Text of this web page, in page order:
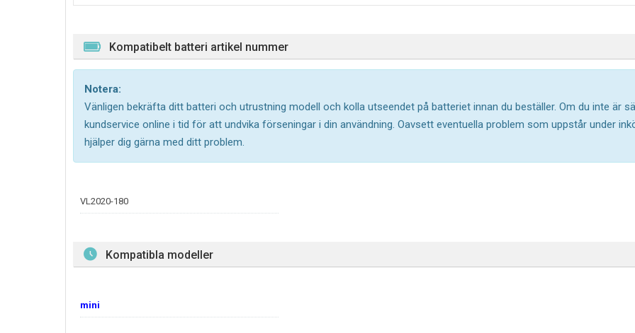
Kompatibelt batteri artikel nummer
Notera:
Vänligen bekräfta ditt batteri och utrustning modell och kolla utseendet på batteriet innan du beställer. Om du inte är
kundservice online i tid för att undvika förseningar i din användning. Oavsett eventuella problem som uppstår under
hjälper dig gärna med ditt problem.
VL2020-180
Kompatibla modeller
mini